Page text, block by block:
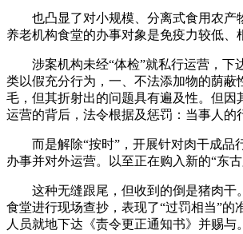
也凸显了对小规模、分离式食用农产物
养老机构食堂的办事对象是免疫力较低、
涉案机构未经“体检”就私行运营，下达
类以假充分行为，一、不法添加物的荫
毛，但其折射出的问题具有遍及性。但
运营的背后，法令根据及惩罚：当事人的
而是解除“按时”，开展针对肉干成品行
办事并对外运营。以至正在购入新的“东
这种无缝跟尾，但收到的倒是猪肉干。
食堂进行现场查抄，表现了“过罚相当”
人员就地下达《责令更正通知书》并赐